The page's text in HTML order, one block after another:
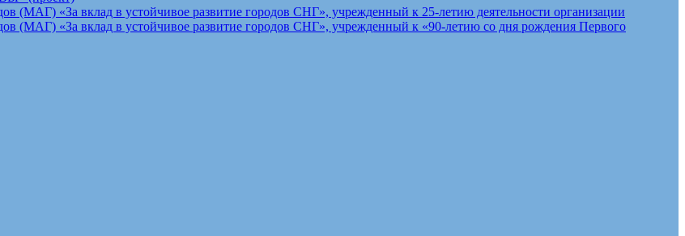
(МАГ) «За вклад в устойчивое развитие городов СНГ», учрежденный к 25-летию деятельности организации
(МАГ) «За вклад в устойчивое развитие городов СНГ», учрежденный к «90-летию со дня рождения Первого